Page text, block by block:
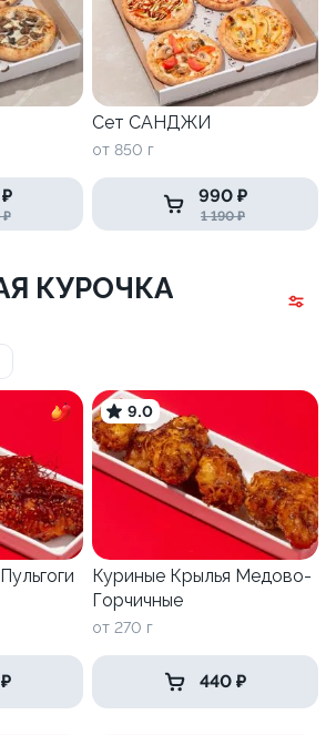
₽
Сет САНДЖИ
от 850 г
990 ₽
1 190 ₽
КУРОЧКА
9.0
Куриные Крылья Медово-
Горчичные
от 270 г
440 ₽